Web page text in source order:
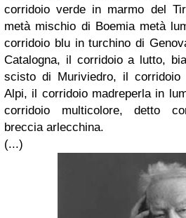
corridoio verde in marmo del
metà mischio di Boemia metà
corridoio blu in turchino di
Catalogna, il corridoio a lutto,
scisto di Muriviedro, il
Alpi, il corridoio madreperla in
corridoio multicolore, detto
breccia arlecchina.
(...)